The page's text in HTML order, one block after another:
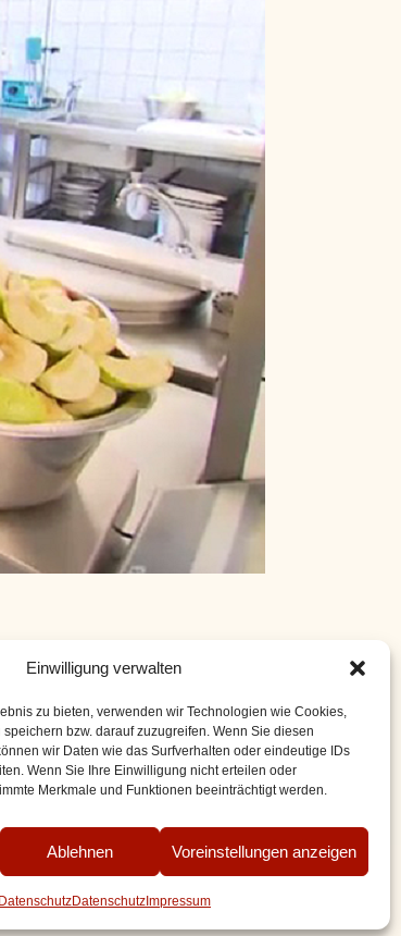
Einwilligung verwalten
zu bieten, verwenden wir Technologien wie Cookies,
bzw. darauf zuzugreifen. Wenn Sie diesen
wir Daten wie das Surfverhalten oder eindeutige IDs
Wenn Sie Ihre Einwilligung nicht erteilen oder
Merkmale und Funktionen beeinträchtigt werden.
Ablehnen Voreinstellungen anzeigen
DatenschutzDatenschutzImpressum
so konnte Kameramann Jonas Diehl
InhalteWiderruf